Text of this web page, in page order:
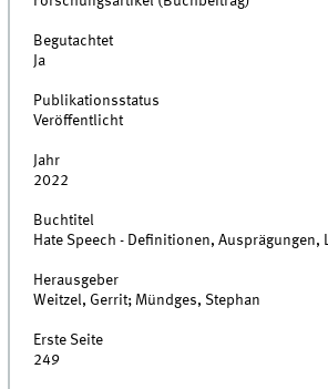
Begutachtet
Ja
Publikationsstatus
Veröffentlicht
Jahr
2022
Buchtitel
Hate Speech - Definitionen, Ausprägungen,
Herausgeber
Weitzel, Gerrit; Mündges, Stephan
Erste Seite
249